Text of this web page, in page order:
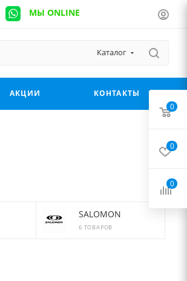
МЫ ONLINE
Каталог
АКЦИИ КОНТАКТЫ
SALOMON
6 ТОВАРОВ
0
0
0